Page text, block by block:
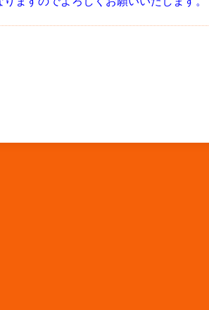
すのでよろしくお願いいたします。